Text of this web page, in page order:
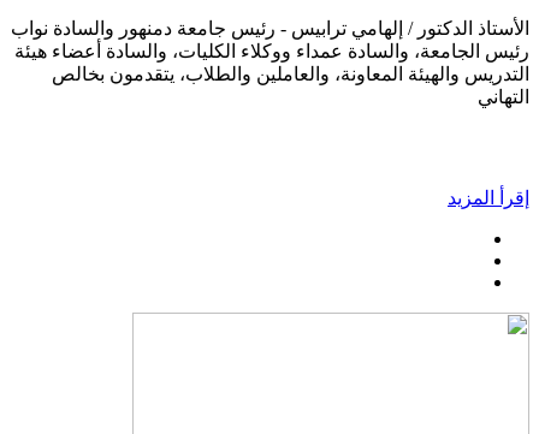
الأستاذ الدكتور / إلهامي ترابيس - رئيس جامعة دمنهور والسادة نواب
رئيس الجامعة، والسادة عمداء ووكلاء الكليات، والسادة أعضاء هيئة
التدريس والهيئة المعاونة، والعاملين والطلاب، يتقدمون بخالص
التهاني
إقرأ المزيد